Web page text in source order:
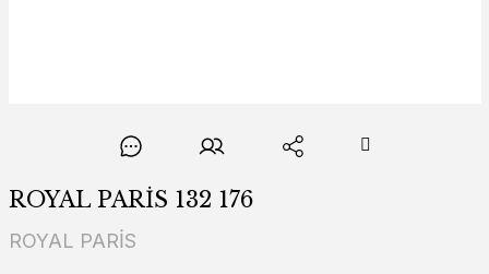
ROYAL PARİS 132 176
ROYAL PARİS